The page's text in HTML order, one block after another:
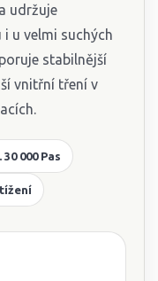
udržuje
u velmi suchých
stabilnější
vnitřní tření v
30 000 Pas